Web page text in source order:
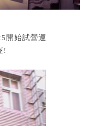
開始試營運
!